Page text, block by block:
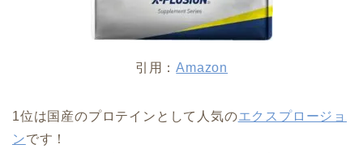
引用：Amazon
1位は国産のプロテインとして人気のエクスプロージョ
ンです！